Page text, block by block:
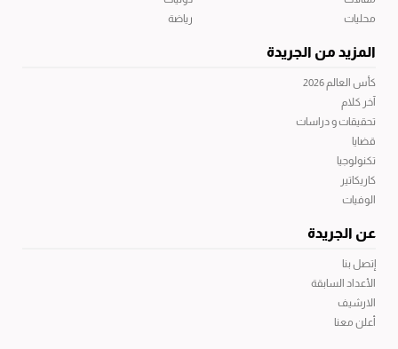
محليات
رياضة
المزيد من الجريدة
كأس العالم 2026
آخر كلام
تحقيقات و دراسات
قضايا
تكنولوجيا
كاريكاتير
الوفيات
عن الجريدة
إتصل بنا
الأعداد السابقة
الارشيف
أعلن معنا